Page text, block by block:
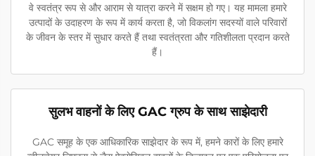
वे स्वतंत्र रूप से और आराम से यात्रा करने में सक्षम हो गए। यह मामला हमारे
उत्पादों के उदाहरण के रूप में कार्य करता है, जो विकलांग सदस्यों वाले परिवारों
के जीवन के स्तर में सुधार करते हैं तथा स्वतंत्रता और गतिशीलता प्रदान करते
हैं।
सुलभ वाहनों के लिए GAC ग्रुप के साथ साझेदारी
GAC समूह के एक आधिकारिक साझेदार के रूप में, हमने कारों के लिए हमारे